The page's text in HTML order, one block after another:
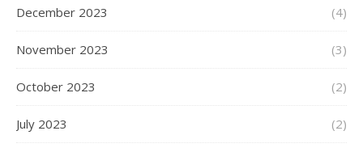
December 2023 (4)
November 2023 (3)
October 2023 (2)
July 2023 (2)